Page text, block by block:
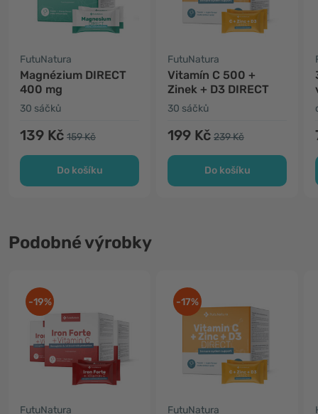
FutuNatura
Magnézium DIRECT
400 mg
30 sáčků
139 Kč 159 Kč
Do košíku
FutuNatura
Vitamín C 500 +
Zinek + D3 DIRECT
30 sáčků
199 Kč 239 Kč
Do košíku
Podobné výrobky
-19%
FutuNatura
-17%
FutuNatura